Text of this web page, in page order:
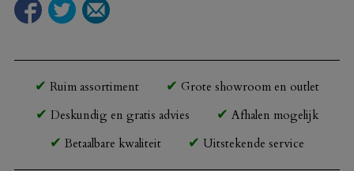
Ruim assortiment
Grote showroom en outlet
Deskundig en gratis advies
Afhalen mogelijk
Betaalbare kwaliteit
Uitstekende service